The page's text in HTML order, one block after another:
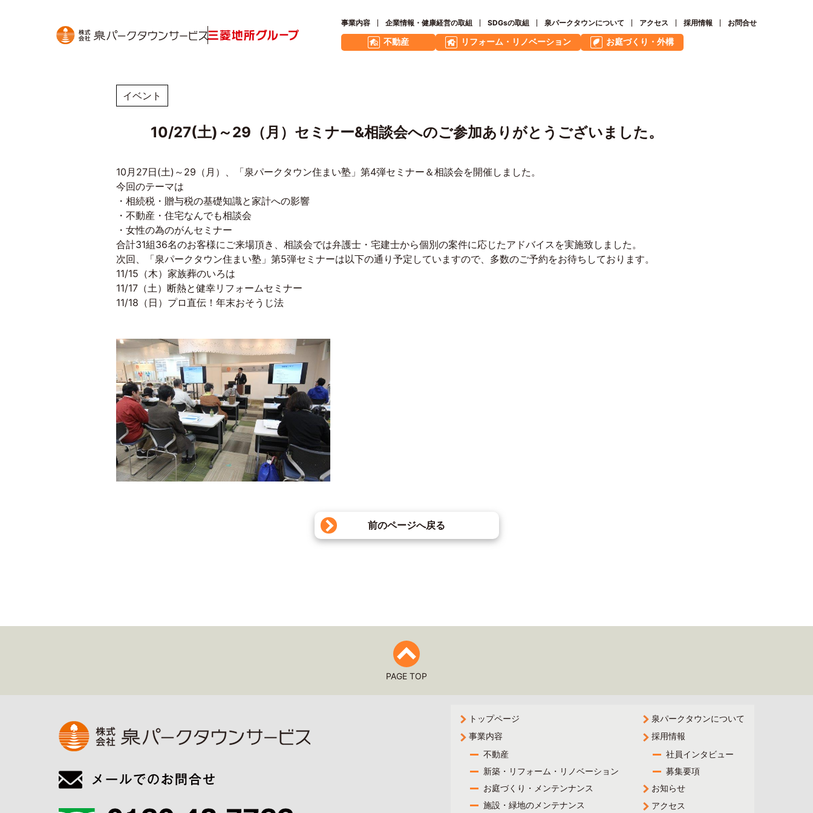
事業内容 企業情報・健康経営の取組 SDGsの取組 泉パークタウンについて アクセス 採用情報 お問合せ
不動産 リフォーム・リノベーション お庭づくり・外構
イベント
10/27(土)～29（月）セミナー&相談会へのご参加ありがとうございました。
10月27日(土)～29（月）、「泉パークタウン住まい塾」第4弾セミナー＆相談会を開催しました。
今回のテーマは
・相続税・贈与税の基礎知識と家計への影響
・不動産・住宅なんでも相談会
・女性の為のがんセミナー
合計31組36名のお客様にご来場頂き、相談会では弁護士・宅建士から個別の案件に応じたアドバイスを実施致しました。
次回、「泉パークタウン住まい塾」第5弾セミナーは以下の通り予定していますので、多数のご予約をお待ちしております。
11/15（木）家族葬のいろは
11/17（土）断熱と健幸リフォームセミナー
11/18（日）プロ直伝！年末おそうじ法
前のページへ戻る
PAGE TOP
トップページ
事業内容
不動産
新築・リフォーム・リノベーション
お庭づくり・メンテンナンス
施設・緑地のメンテナンス
泉パークタウンについて
採用情報
社員インタビュー
募集要項
お知らせ
アクセス